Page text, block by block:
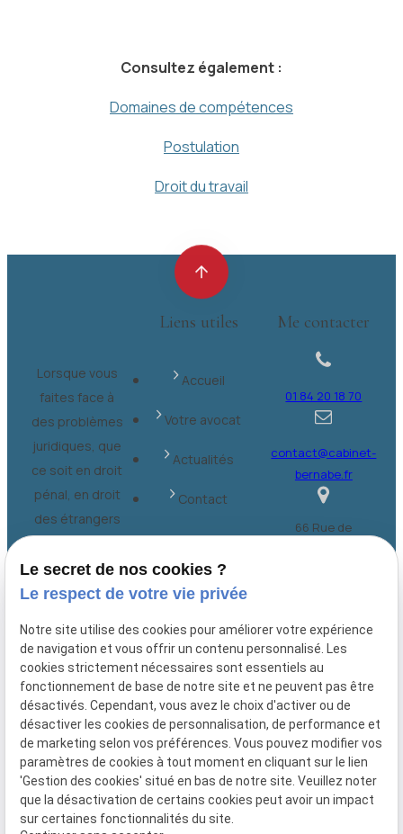
Consultez également :
Domaines de compétences
Postulation
Droit du travail
Lorsque vous
faites face à
des problèmes
juridiques, que
ce soit en droit
pénal, en droit
des étrangers
d'autres
domaines du
Liens utiles
Accueil
Votre avocat
Actualités
Contact
Plan du site
Mentions
légales
Politique de
confidentialité
Gestion des
cookies
Me contacter
01 84 20 18 70
contact@cabinet-
bernabe.fr
66 Rue de
Le secret de nos cookies ?
Le respect de votre vie privée
Notre site utilise des cookies pour améliorer votre expérience
de navigation et vous offrir un contenu personnalisé. Les
cookies strictement nécessaires sont essentiels au
fonctionnement de base de notre site et ne peuvent pas être
désactivés. Cependant, vous avez le choix d'activer ou de
désactiver les cookies de personnalisation, de performance et
de marketing selon vos préférences. Vous pouvez modifier vos
paramètres de cookies à tout moment en cliquant sur le lien
'Gestion des cookies' situé en bas de notre site. Veuillez noter
que la désactivation de certains cookies peut avoir un impact
sur certaines fonctionnalités du site.